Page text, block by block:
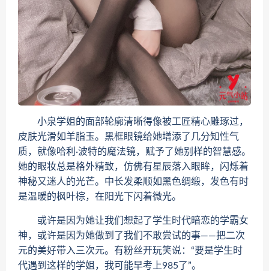
小泉学姐的面部轮廓清晰得像被工匠精心雕琢过，
皮肤光滑如羊脂玉。黑框眼镜给她增添了几分知性气
质，就像哈利·波特的魔法镜，赋予了她别样的智慧感。
她的眼妆总是格外精致，仿佛有星辰落入眼眸，闪烁着
神秘又迷人的光芒。中长发柔顺如黑色绸缎，发色有时
是温暖的枫叶棕，在阳光下闪着微光。
或许是因为她让我们想起了学生时代暗恋的学霸女
神，或许是因为她做到了我们不敢尝试的事——把二次
元的美好带入三次元。有粉丝开玩笑说：“要是学生时
代遇到这样的学姐，我可能早考上985了”。